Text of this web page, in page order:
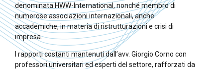
denominata HWW-International, nonché membro di
numerose associazioni internazionali, anche
accademiche, in materia di ristrutturazioni e crisi di
impresa.
I rapporti costanti mantenuti dall’avv. Giorgio Corno con
professori universitari ed esperti del settore, rafforzati da